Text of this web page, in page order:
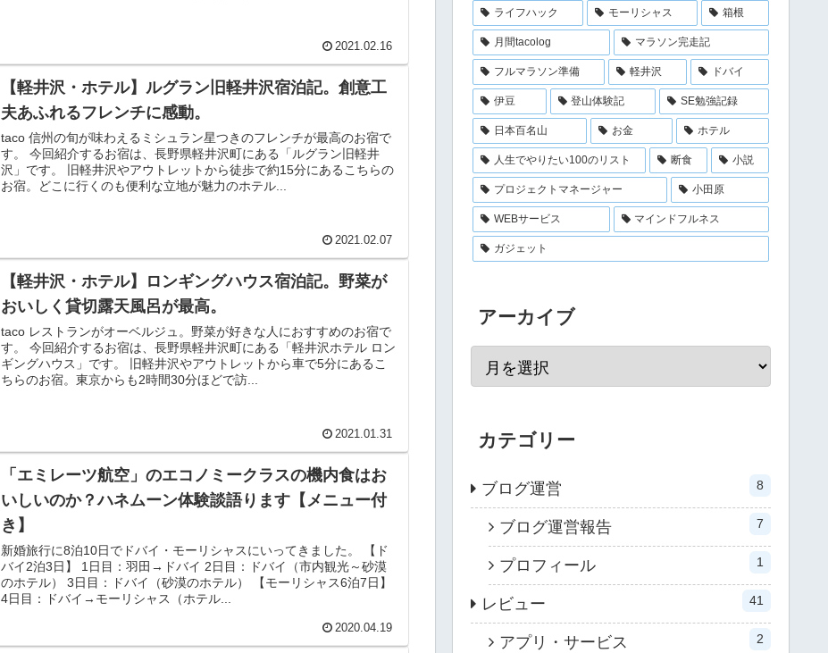
2021.02.16
【軽井沢・ホテル】ルグラン旧軽井沢宿泊記。創意工
夫あふれるフレンチに感動。
taco 信州の旬が味わえるミシュラン星つきのフレンチが最高のお宿で
す。 今回紹介するお宿は、長野県軽井沢町にある「ルグラン旧軽井
沢」です。 旧軽井沢やアウトレットから徒歩で約15分にあるこちらの
お宿。どこに行くのも便利な立地が魅力のホテル...
2021.02.07
【軽井沢・ホテル】ロンギングハウス宿泊記。野菜が
おいしく貸切露天風呂が最高。
taco レストランがオーベルジュ。野菜が好きな人におすすめのお宿で
す。 今回紹介するお宿は、長野県軽井沢町にある「軽井沢ホテル ロン
ギングハウス」です。 旧軽井沢やアウトレットから車で5分にあるこ
ちらのお宿。東京からも2時間30分ほどで訪...
2021.01.31
「エミレーツ航空」のエコノミークラスの機内食はお
いしいのか？ハネムーン体験談語ります【メニュー付
き】
新婚旅行に8泊10日でドバイ・モーリシャスにいってきました。 【ド
バイ2泊3日】 1日目：羽田→ドバイ 2日目：ドバイ（市内観光～砂漠
のホテル） 3日目：ドバイ（砂漠のホテル） 【モーリシャス6泊7日】
4日目：ドバイ→モーリシャス（ホテル...
2020.04.19
ライフハック モーリシャス 箱根
月間tacolog マラソン完走記
フルマラソン準備 軽井沢 ドバイ
伊豆 登山体験記 SE勉強記録
日本百名山 お金 ホテル
人生でやりたい100のリスト 断食 小説
プロジェクトマネージャー 小田原
WEBサービス マインドフルネス
ガジェット
アーカイブ
カテゴリー
ブログ運営 8
ブログ運営報告 7
プロフィール 1
レビュー 41
アプリ・サービス 2